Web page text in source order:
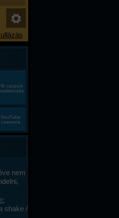
csoport
YouTube
csatorna
nem
.
fut,
shake /